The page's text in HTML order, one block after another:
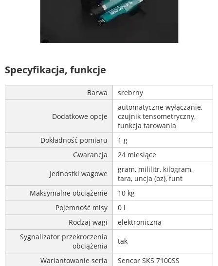
Specyfikacja, funkcje
Barwa srebrny
Dodatkowe opcje
automatyczne wyłączanie,
czujnik tensometryczny,
funkcja tarowania
Dokładność pomiaru
1 g
Gwarancja
24 miesiące
Jednostki wagowe
gram, mililitr, kilogram,
tara, uncja (oz), funt
Maksymalne obciążenie
10 kg
Pojemność misy
0 l
Rodzaj wagi
elektroniczna
Sygnalizator przekroczenia
obciążenia
tak
Wariantowanie seria Sencor SKS 7100SS